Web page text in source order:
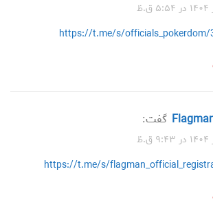
https://t.me/s/officials_pokerdom/
گفت:
https://t.me/s/